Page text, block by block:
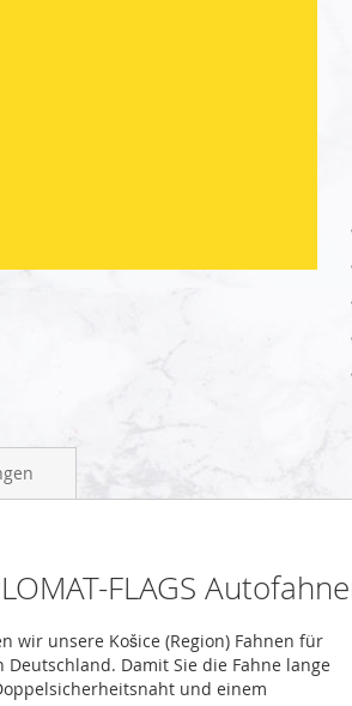
FLAGS
wir unsere Košice (Region) Fahnen für
Damit Sie die Fahne lange
und einem